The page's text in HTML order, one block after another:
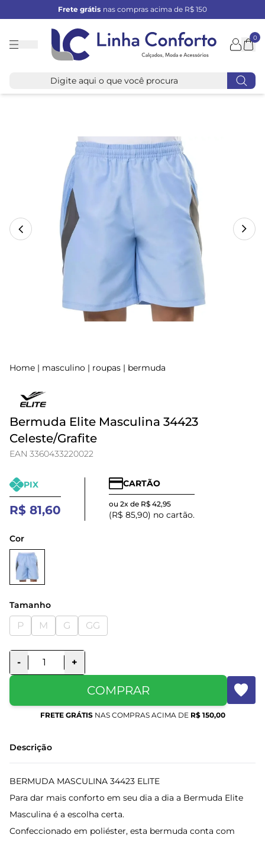
Frete grátis nas compras acima de R$ 150
Linha
0
Home | masculino | roupas | bermuda
Bermuda Elite Masculina 34423
Celeste/Grafite
EAN 3360433220022
PIX
R$ 81,60
CARTÃO
ou 2x de R$ 42,95
(R$ 85,90) no cartão.
Cor
Tamanho
P M G GG
- +
COMPRAR
FRETE GRÁTISNAS COMPRAS ACIMA DE R$ 150,00
Descrição
BERMUDA MASCULINA 34423 ELITE
Para dar mais conforto em seu dia a dia a Bermuda Elite
Masculina é a escolha certa.
Confeccionado em poliéster, esta bermuda conta com